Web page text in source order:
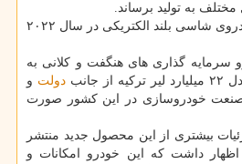
مختلف به تولید برساند.
گفته می شود تولید این خودروی شاسی بلند الكتریكی در سال ۲۰۲۲
سرمایه گذاری های هنگفت و كلانی به
از جانب دولت و
خودروسازی در این كشور صورت
بیشتری از این محصول جدید منتشر
داشت كه این خودرو امكانات و